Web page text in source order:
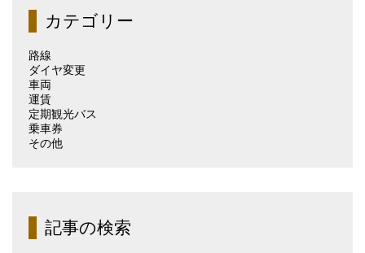
（月
別）カテゴリー
路線
ダイヤ変更
車両
運賃
定期観光バス
乗車券
その他
記事の検索